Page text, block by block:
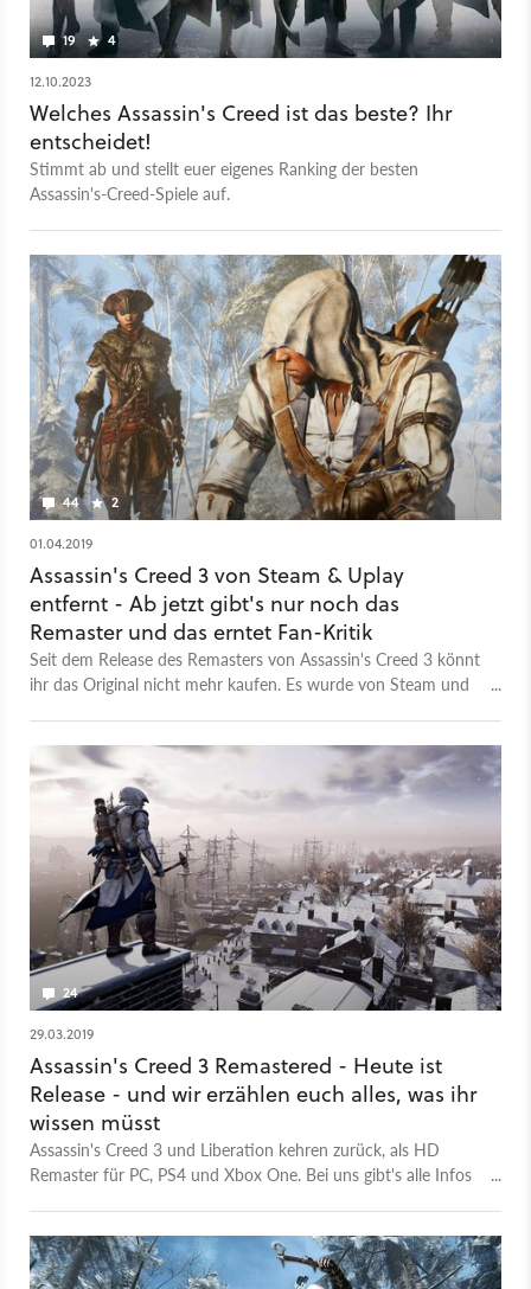
19 4
12.10.2023
Welches Assassin's Creed ist das beste? Ihr
entscheidet!
Stimmt ab und stellt euer eigenes Ranking der besten
Assassin's-Creed-Spiele auf.
44 2
01.04.2019
Assassin's Creed 3 von Steam & Uplay
entfernt - Ab jetzt gibt's nur noch das
Remaster und das erntet Fan-Kritik
Seit dem Release des Remasters von Assassin's Creed 3 könnt
ihr das Original nicht mehr kaufen. Es wurde von Steam und
24
29.03.2019
Assassin's Creed 3 Remastered - Heute ist
Release - und wir erzählen euch alles, was ihr
wissen müsst
Assassin's Creed 3 und Liberation kehren zurück, als HD
Remaster für PC, PS4 und Xbox One. Bei uns gibt's alle Infos